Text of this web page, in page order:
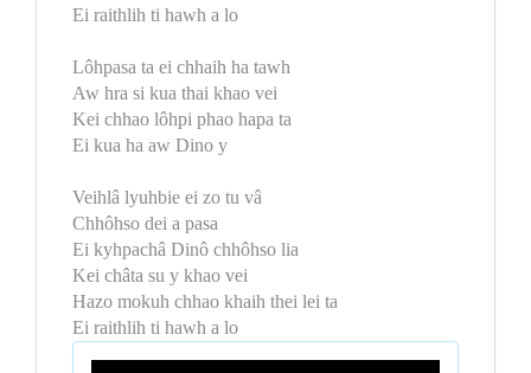
Ei raithlih ti hawh a lo
Lôhpasa ta ei chhaih ha tawh
Aw hra si kua thai khao vei
Kei chhao lôhpi phao hapa ta
Ei kua ha aw Dino y
Veihlâ lyuhbie ei zo tu vâ
Chhôhso dei a pasa
Ei kyhpachâ Dinô chhôhso lia
Kei châta su y khao vei
Hazo mokuh chhao khaih thei lei ta
Ei raithlih ti hawh a lo